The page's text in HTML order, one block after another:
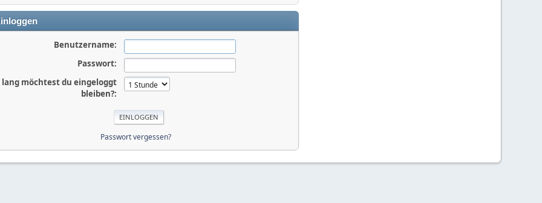
Benutzername:
Passwort:
lang möchtest du eingeloggt
bleiben?:
Passwort vergessen?